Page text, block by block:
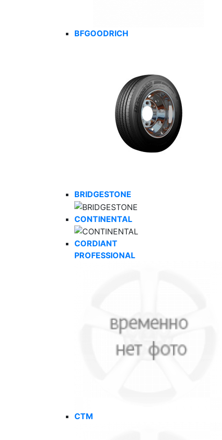
BFGOODRICH
BRIDGESTONE
CONTINENTAL
CORDIANT
PROFESSIONAL
CTM